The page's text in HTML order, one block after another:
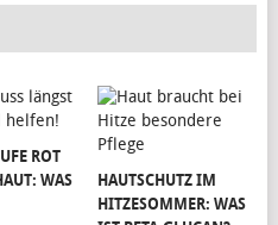
ROT
WAS
HAUTSCHUTZ IM
HITZESOMMER: WAS